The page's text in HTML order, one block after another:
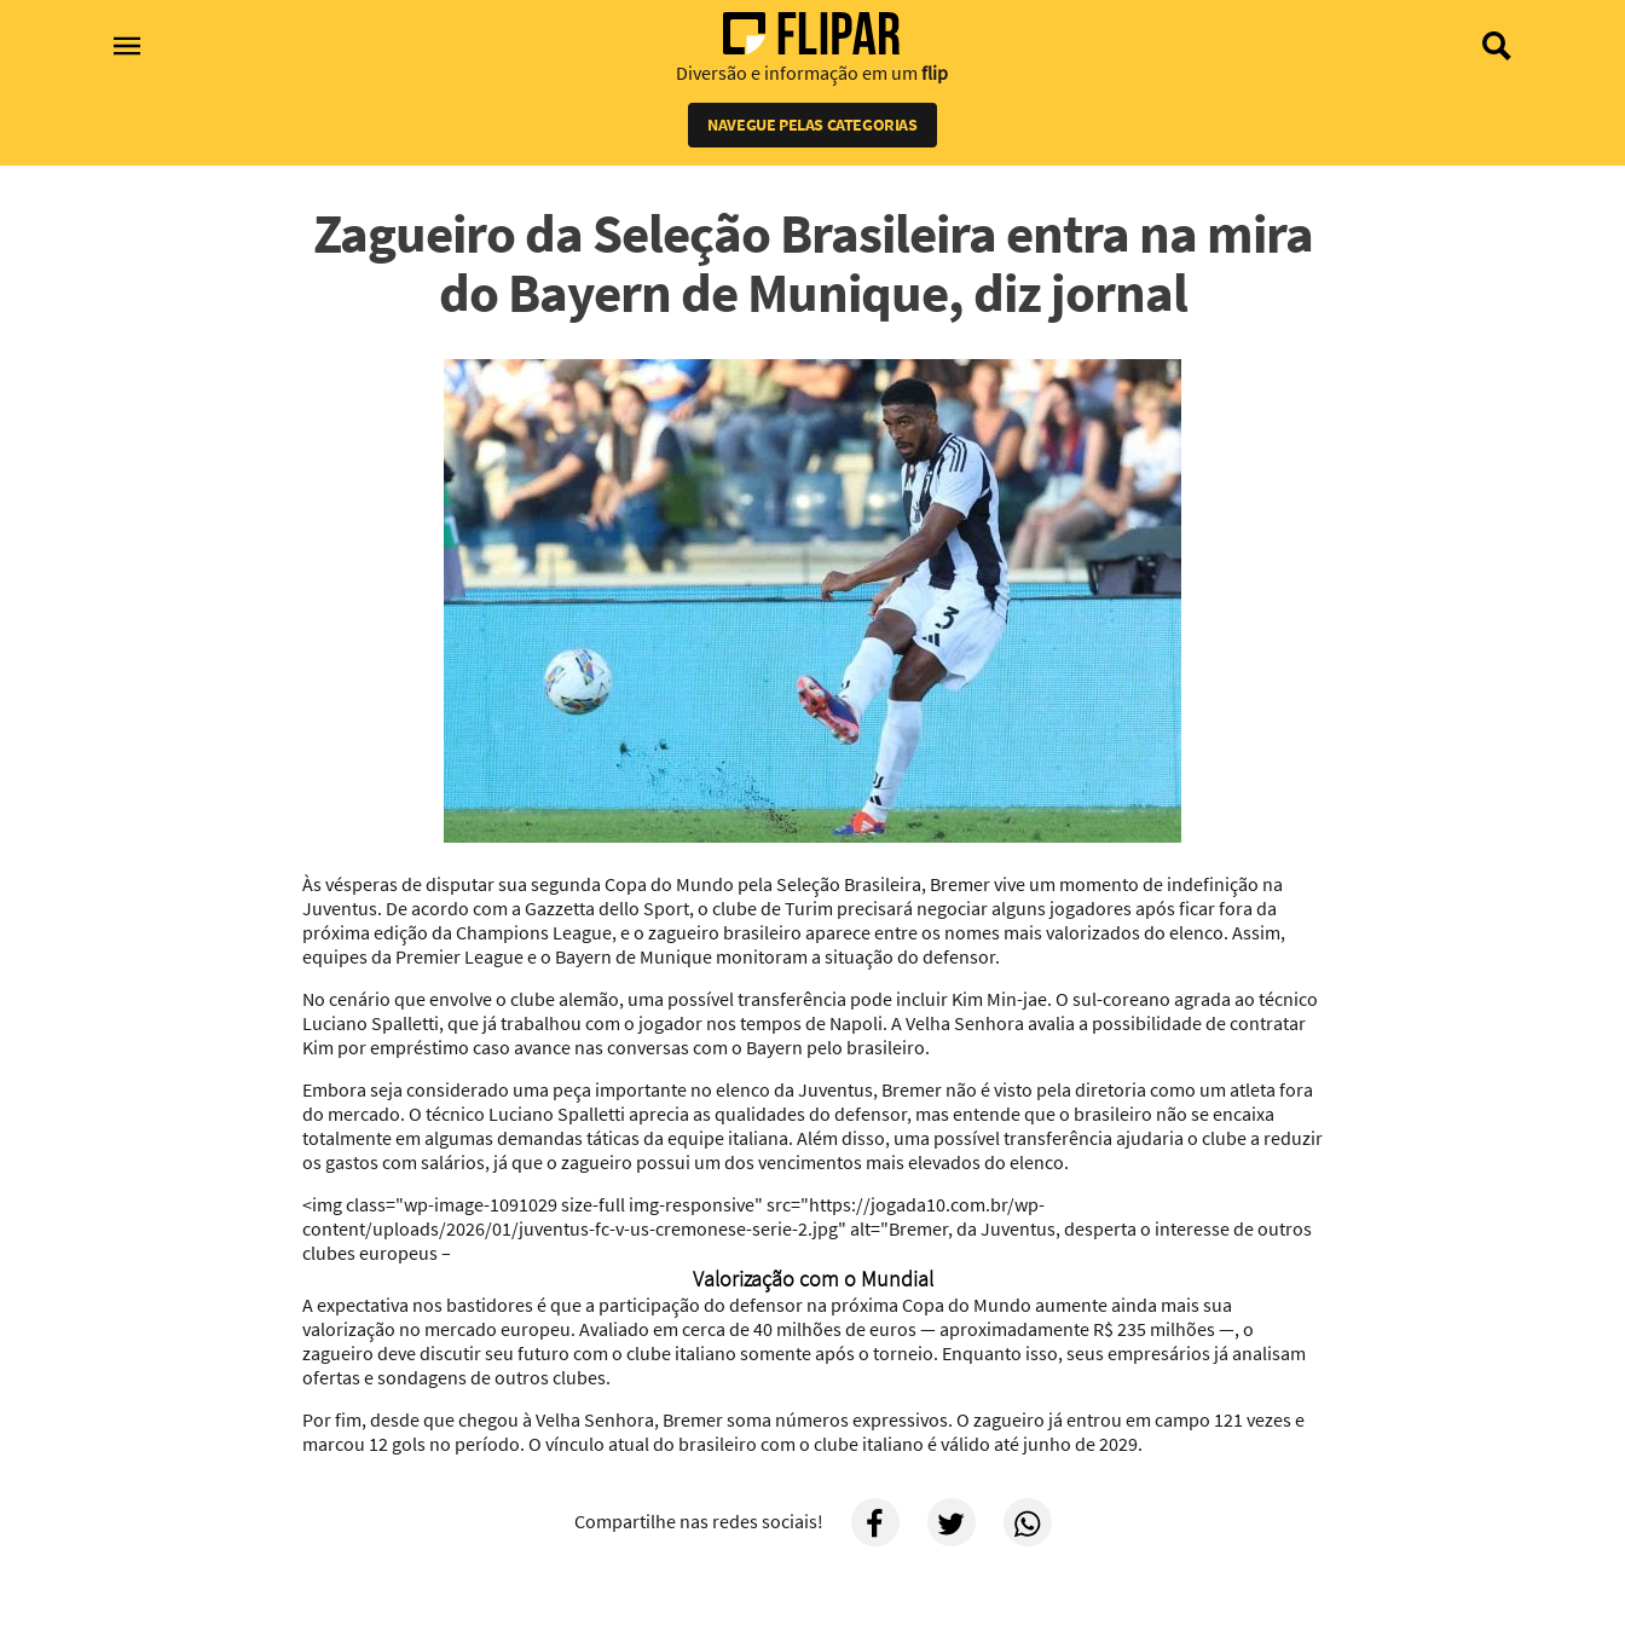
Diversão e informação em um flip
NAVEGUE PELAS CATEGORIAS
Zagueiro da Seleção Brasileira entra na mira
do Bayern de Munique, diz jornal
Às vésperas de disputar sua segunda Copa do Mundo pela Seleção Brasileira, Bremervive um momento de indefinição na
Juventus. De acordo com a Gazzetta dello Sport, o clube de Turim precisará negociar alguns jogadores após ficar fora da
próxima edição da Champions League, e o zagueiro brasileiro aparece entre os nomes mais valorizados do elenco. Assim,
equipes da Premier League e o Bayern de Munique monitoram a situação do defensor.
No cenário que envolve o clube alemão, uma possível transferência pode incluir Kim Min-jae. O sul-coreano agrada ao técnico
Luciano Spalletti, que já trabalhou com o jogador nos tempos de Napoli. A Velha Senhora avalia a possibilidade de contratar
Kim por empréstimo caso avance nas conversas com o Bayern pelo brasileiro.
Embora seja considerado uma peça importante no elenco da Juventus, Bremer não é visto pela diretoria como um atleta fora
do mercado. O técnico Luciano Spalletti aprecia as qualidades do defensor, mas entende que o brasileiro não se encaixa
totalmente em algumas demandas táticas da equipe italiana. Além disso, uma possível transferência ajudaria o clube a reduzir
os gastos com salários, já que o zagueiro possui um dos vencimentos mais elevados do elenco.
<img class="wp-image-1091029 size-full img-responsive" src="https://jogada10.com.br/wp-
content/uploads/2026/01/juventus-fc-v-us-cremonese-serie-2.jpg" alt="Bremer, da Juventus, desperta o interesse de outros
clubes europeus –
Valorização com o Mundial
A expectativa nos bastidores é que a participação do defensor na próxima Copa do Mundo aumente ainda mais sua
valorização no mercado europeu. Avaliado em cerca de 40 milhões de euros — aproximadamente R$ 235 milhões —, o
zagueiro deve discutir seu futuro com o clube italiano somente após o torneio. Enquanto isso, seus empresários já analisam
ofertas e sondagens de outros clubes.
Por fim, desde que chegou à Velha Senhora, Bremer soma números expressivos. O zagueiro já entrou em campo 121 vezes e
marcou 12 gols no período. O vínculo atual do brasileiro com o clube italiano é válido até junho de 2029.
Compartilhe nas redes sociais!